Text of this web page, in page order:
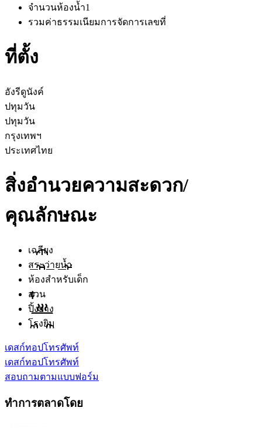
จำนวนห้องน้ำ1
รวมค่าธรรมเนียมการจัดการเลขที่
ที่ตั้ง
อังรีดูนังค์
ปทุมวัน
ปทุมวัน
กรุงเทพฯ
ประเทศไทย
สิ่งอำนวยความสะดวก/
คุณลักษณะ
เฉลียง
สระว่ายน้ำ
ห้องสำหรับเด็ก
สวน
ปิ้งย่าง
โรงยิม
เดสก์ทอปโทรศัพท์
เดสก์ทอปโทรศัพท์
สอบถามตามแบบฟอร์ม
ทำการตลาดโดย